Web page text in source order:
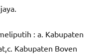
meliputih : a. Kabupaten
Kabupaten Boven